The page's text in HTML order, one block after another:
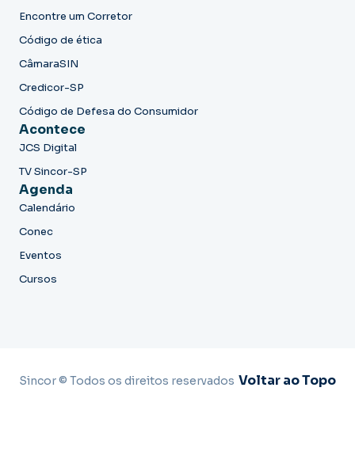
Encontre um Corretor
Código de ética
CâmaraSIN
Credicor-SP
Código de Defesa do Consumidor
Acontece
JCS Digital
TV Sincor-SP
Agenda
Calendário
Conec
Eventos
Cursos
Sincor © Todos os direitos reservados Voltar ao Topo